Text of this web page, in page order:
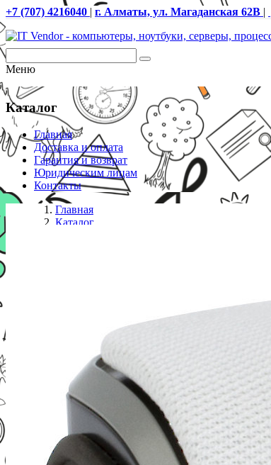
+7 (707) 4216040 | г. Алматы, ул. Магаданская 62В |
Меню
Каталог
Главная
Доставка и оплата
Гарантия и возврат
Юридическим лицам
Контакты
Главная
Каталог